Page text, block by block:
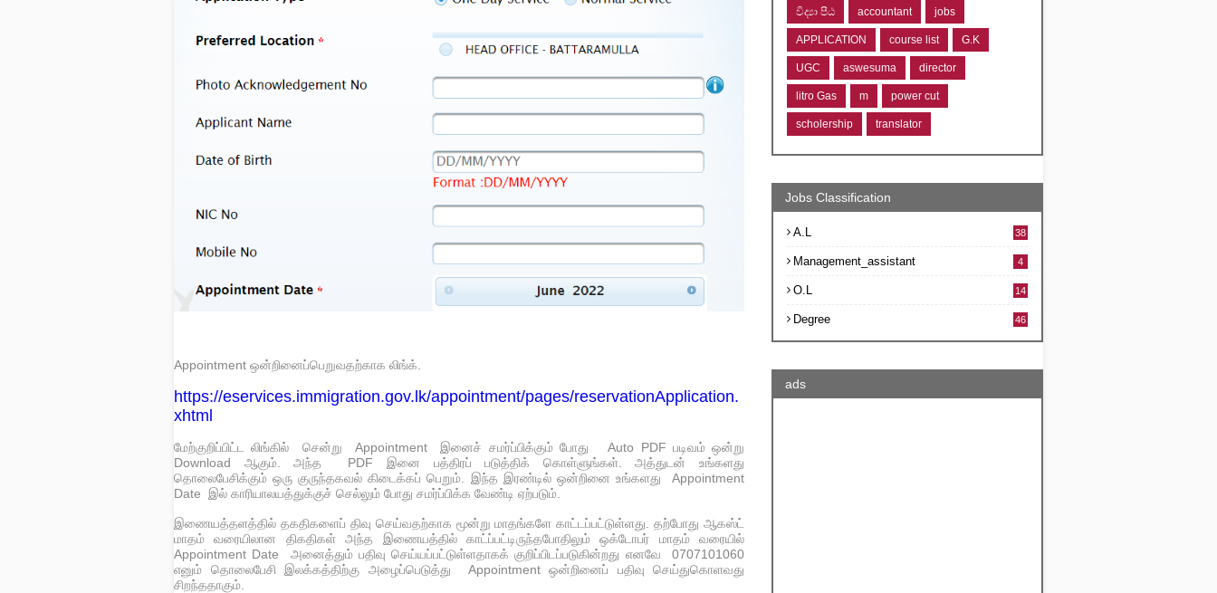
Appointment ஒன்றினைப்பெறுவதற்காக லிங்க்.
https://eservices.immigration.gov.lk/appointment/pages/reservationApplication.
xhtml
மேற்குறிப்பிட்ட லிங்கில் சென்று Appointment இனைச் சமர்ப்பிக்கும் போது Auto PDF படிவம் ஒன்று
Download ஆகும். அந்த PDF இனை பத்திரப் படுத்திக் கொள்ளுங்கள். அத்துடன் உங்களது
தொலைபேசிக்கும் ஒரு குருந்தகவல் கிடைக்கப் பெறும். இந்த இரண்டில் ஒன்றினை உங்களது Appointment
Date இல் காரியாலயத்துக்குச் செல்லும் போது சமர்ப்பிக்க வேண்டி ஏற்படும்.
இணையத்தளத்தில் தகதிகளைப் திவு செய்வதற்காக மூன்று மாதங்களே காட்டப்பட்டுள்ளது. தற்போது ஆகஸ்ட்
மாதம் வரையிலான திகதிகள் அந்த இணையத்தில் காட்ப்பட்டிருந்தபோதிலும் ஒக்டோபர் மாதம் வரையில்
Appointment Date அனைத்தும் பதிவு செய்யப்பட்டுள்ளதாகக் குறிப்பிடப்படுகின்றது எனவே 0707101060
எனும் தொலைபேசி இலக்கத்திற்கு அழைப்பெடுத்து Appointment ஒன்றினைப் பதிவு செய்துகொளவது
சிறந்ததாகும்.
විද්‍යා පීඨ accountant jobs
APPLICATION course list G.K
UGC aswesuma director
litro Gas m power cut
scholership translator
Jobs Classification
A.L 38
Management_assistant 4
O.L 14
Degree 46
ads